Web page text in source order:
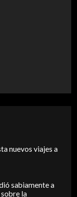
nuevos viajes a
sabiamente a
la